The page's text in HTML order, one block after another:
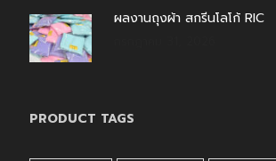
ผลงานถุงผ้า สกรีนโลโก้ RIC
PRODUCT TAGS